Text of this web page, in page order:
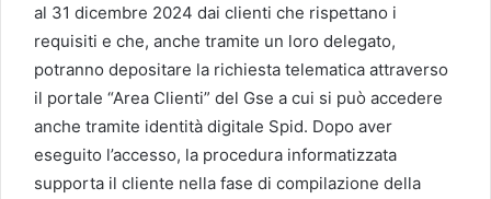
al 31 dicembre 2024 dai clienti che rispettano i
requisiti e che, anche tramite un loro delegato,
potranno depositare la richiesta telematica attraverso
il portale “Area Clienti” del Gse a cui si può accedere
anche tramite identità digitale Spid. Dopo aver
eseguito l’accesso, la procedura informatizzata
supporta il cliente nella fase di compilazione della